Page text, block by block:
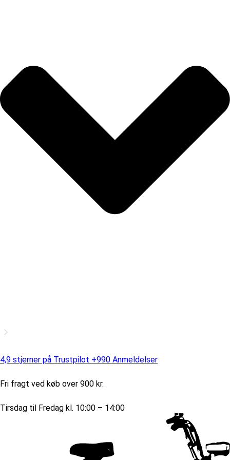
4,9 stjerner på Trustpilot +990 Anmeldelser
Fri fragt ved køb over 900 kr.
Tirsdag til Fredag kl. 10:00 – 14:00